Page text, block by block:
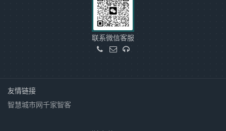
联系微信客服
友情链接
智慧城市网千家智客